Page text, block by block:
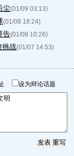
尘(01/09 03:13)
(01/08 18:24)
告(01/08 10:26)
挑战(01/07 14:53)
设为辩论话题